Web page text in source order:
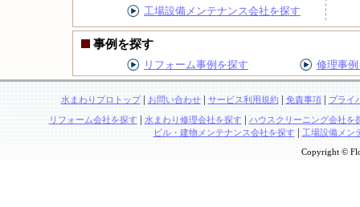
工場設備メンテナンス会社を探す
事例を探す
リフォーム事例を探す 修理事
水まわりプロトップ| お問い合わせ| サービス利用規約| 免責事項| プライ
リフォーム会社を探す | 水まわり修理会社を探す | ハウスクリーニング会社を
ビル・建物メンテナンス会社を探す| 工場設備メン
Copyright ©